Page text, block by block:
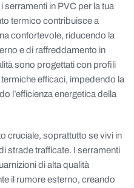
in PVC per la tua
termico contribuisce a
confortevole, riducendo la
e di raffreddamento in
sono progettati con profili
efficaci, impedendo la
l’efficienza energetica della
cruciale, soprattutto se vivi in
strade trafficate. I serramenti
di alta qualità
il rumore esterno, creando